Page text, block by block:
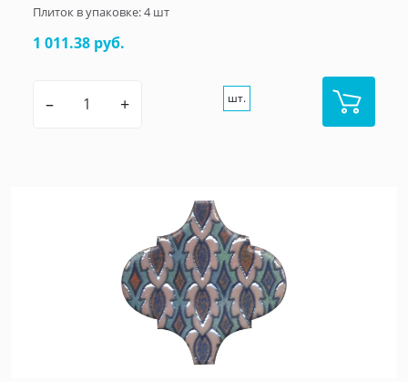
Плиток в упаковке:4шт
1 011.38 руб.
– + шт.